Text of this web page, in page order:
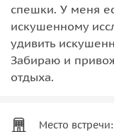
спешки. У меня
искушенному
удивить
Забираю и
отдыха.
Место